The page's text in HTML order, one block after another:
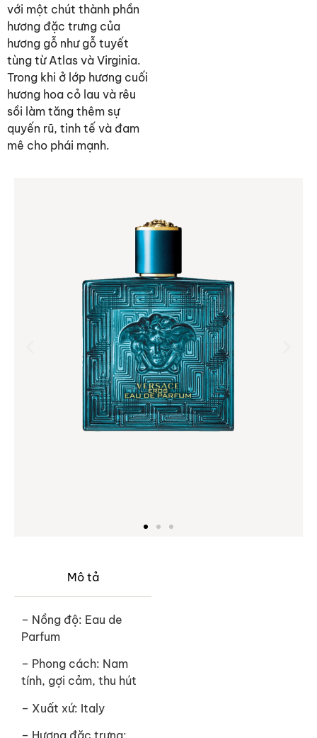
với một chút thành phần
hương đặc trưng của
hương gỗ như gỗ tuyết
tùng từ Atlas và Virginia.
Trong khi ở lớp hương cuối
hương hoa cỏ lau và rêu
sồi làm tăng thêm sự
quyến rũ, tinh tế và đam
mê cho phái mạnh.
Mô tả
– Nồng độ: Eau de
Parfum
– Phong cách: Nam
tính, gợi cảm, thu hút
– Xuất xứ: Italy